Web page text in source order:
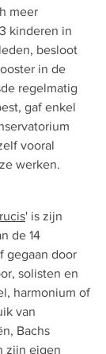
meer
kinderen in
besloot
in de
regelmatig
gaf enkel
vooral
werken.
' is zijn
de 14
gegaan door
solisten en
harmonium of
van
Bachs
zijn eigen